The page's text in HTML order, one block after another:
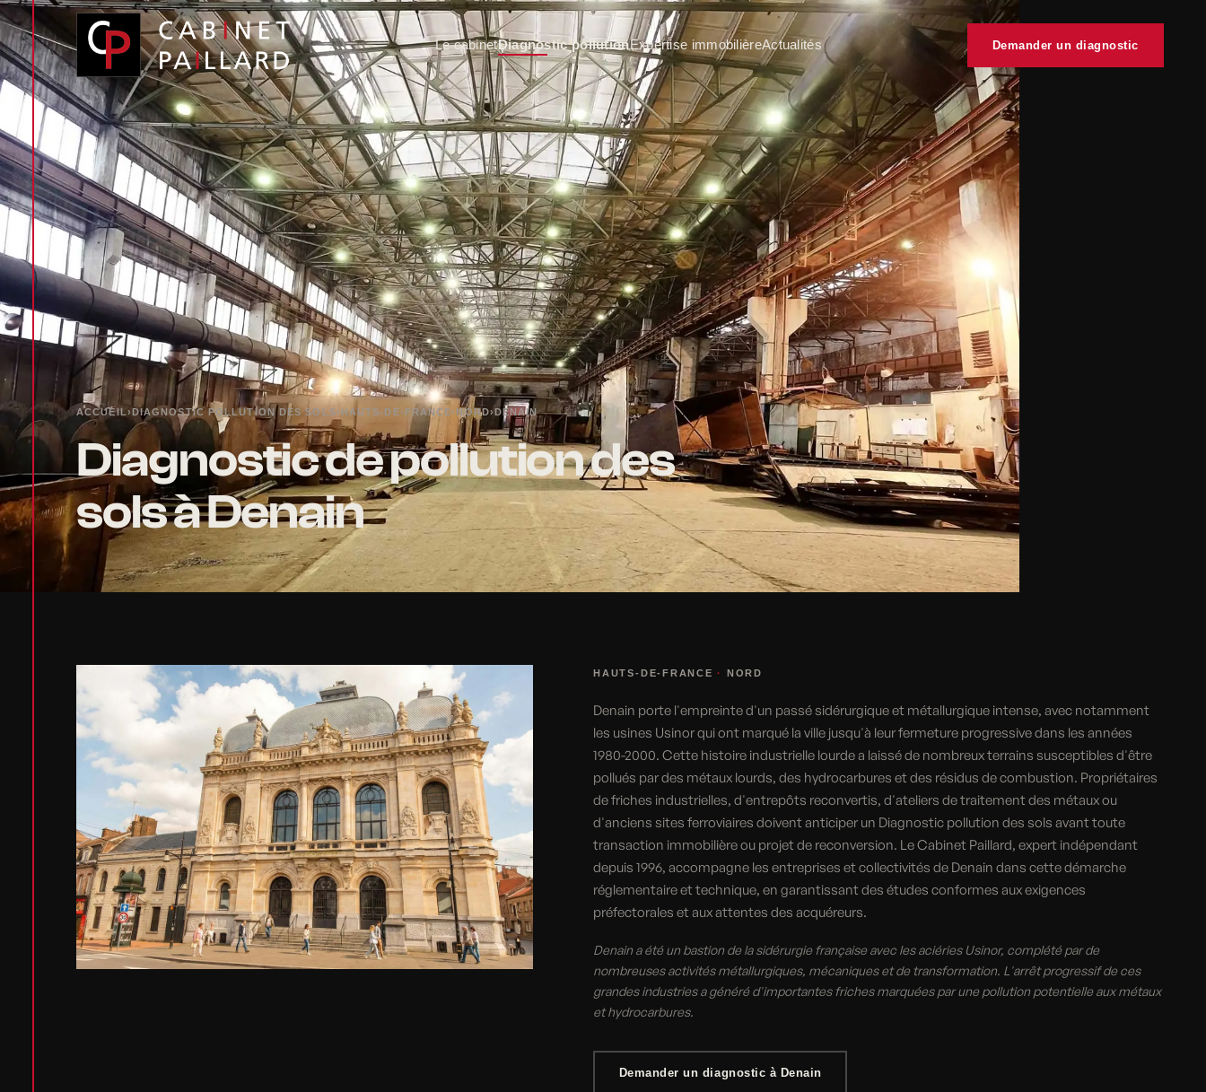
Le cabinetDiagnostic pollutionExpertise immobilièreActualités Demander un diagnostic
ACCUEIL›DIAGNOSTIC POLLUTION DES SOLS› HAUTS-DE-FRANCE› NORD›DENAIN
Diagnostic de pollution des
sols à Denain
HAUTS-DE-FRANCE · NORD
Denain porte l'empreinte d'un passé sidérurgique et métallurgique intense, avec notamment
les usines Usinor qui ont marqué la ville jusqu'à leur fermeture progressive dans les années
1980-2000. Cette histoire industrielle lourde a laissé de nombreux terrains susceptibles d'être
pollués par des métaux lourds, des hydrocarbures et des résidus de combustion. Propriétaires
de friches industrielles, d'entrepôts reconvertis, d'ateliers de traitement des métaux ou
d'anciens sites ferroviaires doivent anticiper un Diagnostic pollution des sols avant toute
transaction immobilière ou projet de reconversion. Le Cabinet Paillard, expert indépendant
depuis 1996, accompagne les entreprises et collectivités de Denain dans cette démarche
réglementaire et technique, en garantissant des études conformes aux exigences
préfectorales et aux attentes des acquéreurs.
Denain a été un bastion de la sidérurgie française avec les aciéries Usinor, complété par de
nombreuses activités métallurgiques, mécaniques et de transformation. L'arrêt progressif de ces
grandes industries a généré d'importantes friches marquées par une pollution potentielle aux métaux
et hydrocarbures.
Demander un diagnostic à Denain
Panneau de gestion des cookies